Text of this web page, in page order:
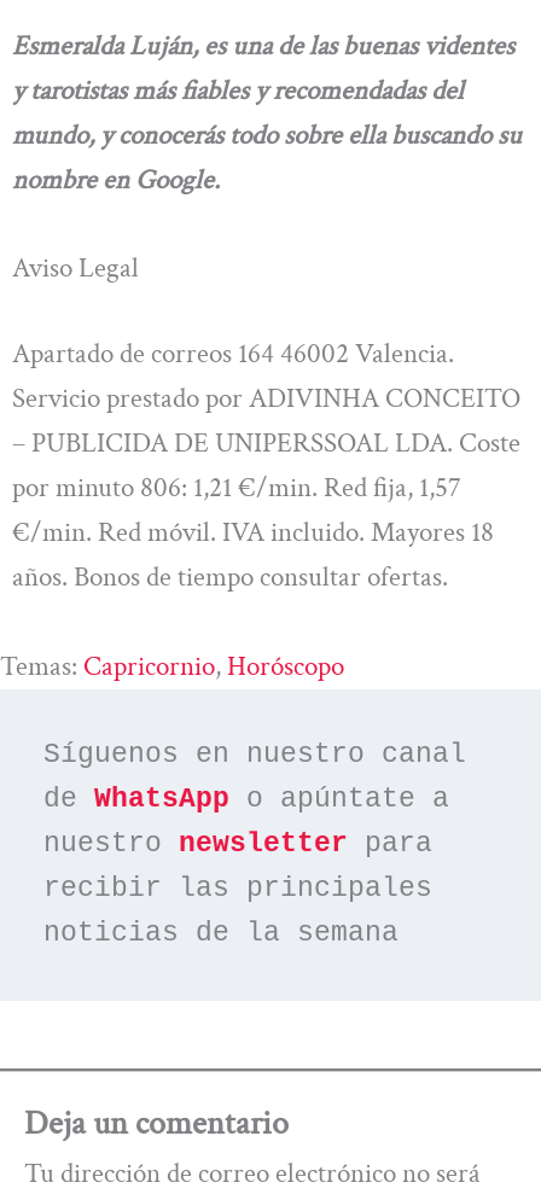
Esmeralda Luján, es una de las buenas videntes
y tarotistas más fiables y recomendadas del
mundo, y conocerás todo sobre ella buscando su
nombre en Google.
Aviso Legal
Apartado de correos 164 46002 Valencia.
Servicio prestado por ADIVINHA CONCEITO
– PUBLICIDA DE UNIPERSSOAL LDA. Coste
por minuto 806: 1,21 €/min. Red fija, 1,57
€/min. Red móvil. IVA incluido. Mayores 18
años. Bonos de tiempo consultar ofertas.
Temas: Capricornio, Horóscopo
Síguenos en nuestro canal
de WhatsApp o apúntate a
nuestro newsletter para
recibir las principales
noticias de la semana
Deja un comentario
Tu dirección de correo electrónico no será